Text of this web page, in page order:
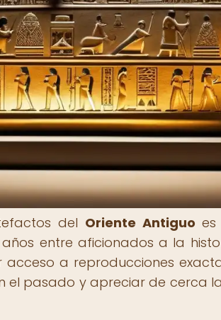
del Oriente Antiguo
entre aficionados a la
a reproducciones
el pasado y apreciar de cerca